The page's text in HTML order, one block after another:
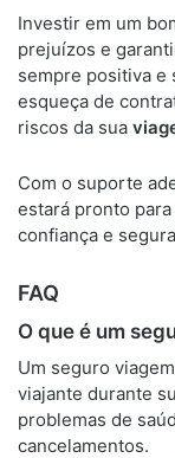
Investir em um
prejuízos e
sempre positiva e
esqueça de
riscos da sua
Com o suporte
estará pronto
confiança e
FAQ
O que é um
Um seguro
viajante durante
problemas de
cancelamentos.